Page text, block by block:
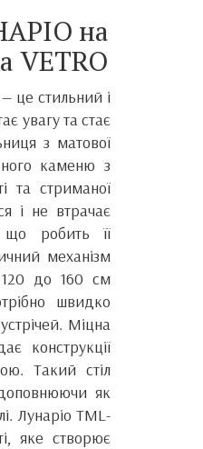
на
VETRO
це стильний і
увагу та стає
з матової
каменю з
та стриманої
і не втрачає
що робить її
механізм
120 до 160 см
швидко
Міцна
конструкції
Такий стіл
як
Лунаріо TML-
яке створює